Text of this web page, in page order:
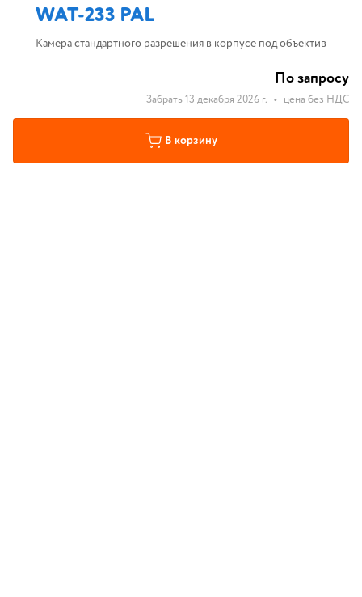
WAT-233 PAL
Камера стандартного разрешения в корпусе под объектив
По запросу
Забрать 13 декабря 2026 г. • цена без НДС
В корзину